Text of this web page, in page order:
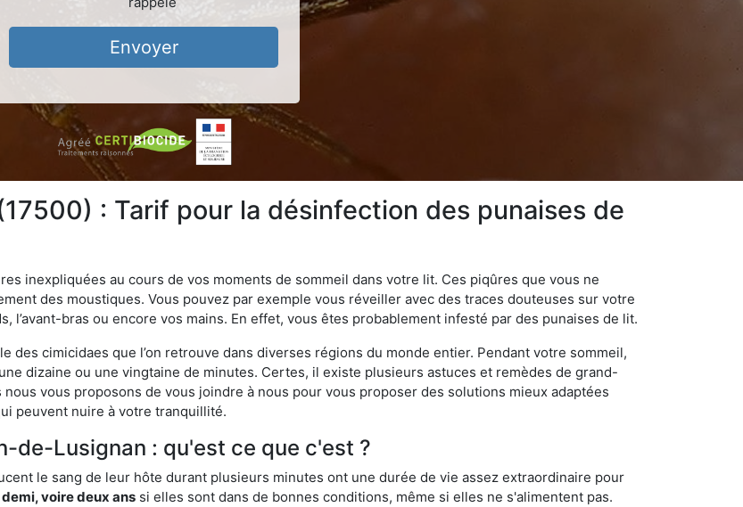
Envoyer
: Tarif pour la désinfection des punaises de
inexpliquées au cours de vos moments de sommeil dans votre lit. Ces piqûres que vous ne
des moustiques. Vous pouvez par exemple vous réveiller avec des traces douteuses sur votre
l’avant-bras ou encore vos mains. En effet, vous êtes probablement infesté par des punaises de lit.
des cimicidaes que l’on retrouve dans diverses régions du monde entier. Pendant votre sommeil,
dizaine ou une vingtaine de minutes. Certes, il existe plusieurs astuces et remèdes de grand-
vous proposons de vous joindre à nous pour vous proposer des solutions mieux adaptées
peuvent nuire à votre tranquillité.
de-Lusignan : qu'est ce que c'est ?
le sang de leur hôte durant plusieurs minutes ont une durée de vie assez extraordinaire pour
voire deux ans si elles sont dans de bonnes conditions, même si elles ne s'alimentent pas.